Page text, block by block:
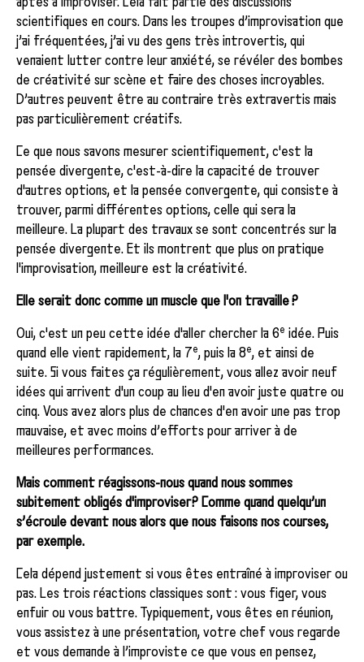
scientifiques en cours. Dans les troupes d’improvisation que
j’ai fréquentées, j’ai vu des gens très introvertis, qui
venaient lutter contre leur anxiété, se révéler des bombes
de créativité sur scène et faire des choses incroyables.
D’autres peuvent être au contraire très extravertis mais
pas particulièrement créatifs.
Ce que nous savons mesurer scientifiquement, c'est la
pensée divergente, c'est-à-dire la capacité de trouver
d'autres options, et la pensée convergente, qui consiste à
trouver, parmi différentes options, celle qui sera la
meilleure. La plupart des travaux se sont concentrés sur la
pensée divergente. Et ils montrent que plus on pratique
l'improvisation, meilleure est la créativité.
Elle serait donc comme un muscle que l'on travaille ?
Oui, c'est un peu cette idée d'aller chercher la 6e idée. Puis
quand elle vient rapidement, la 7e, puis la 8e, et ainsi de
suite. Si vous faites ça régulièrement, vous allez avoir neuf
idées qui arrivent d'un coup au lieu d'en avoir juste quatre ou
cinq. Vous avez alors plus de chances d'en avoir une pas trop
mauvaise, et avec moins d’efforts pour arriver à de
meilleures performances.
Mais comment réagissons-nous quand nous sommes
subitement obligés d'improviser? Comme quand quelqu’un
s’écroule devant nous alors que nous faisons nos courses,
par exemple.
Cela dépend justement si vous êtes entraîné à improviser ou
pas. Les trois réactions classiques sont : vous figer, vous
enfuir ou vous battre. Typiquement, vous êtes en réunion,
vous assistez à une présentation, votre chef vous regarde
et vous demande à l’improviste ce que vous en pensez,